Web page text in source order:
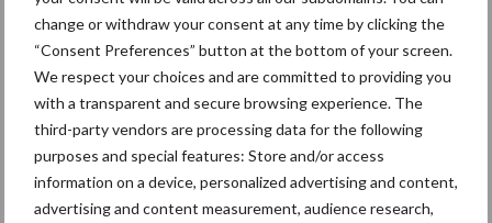
change or withdraw your consent at any time by clicking the
“Consent Preferences” button at the bottom of your screen.
We respect your choices and are committed to providing you
with a transparent and secure browsing experience. The
third-party vendors are processing data for the following
purposes and special features: Store and/or access
information on a device, personalized advertising and content,
advertising and content measurement, audience research,
Themapagina's
Diergezondheid Bemesting Fokkerij
Mastitis Hittestress